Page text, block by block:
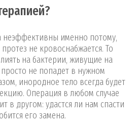
неэффективны именно потому,
не кровоснабжается. То
на бактерии, живущие на
не попадет в нужном
инородное тело всегда будет
Операция в любом случае
в другом: удастся ли нам спасти
его замена.